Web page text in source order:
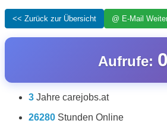
Aufrufe: 0
3 Jahre carejobs.at
26280 Stunden Online